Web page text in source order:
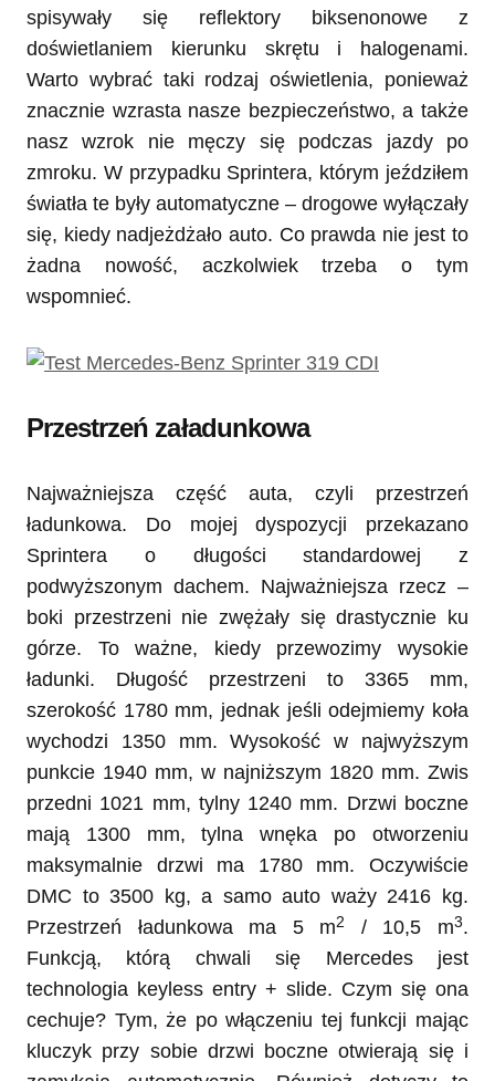
spisywały się reflektory biksenonowe z
doświetlaniem kierunku skrętu i halogenami.
Warto wybrać taki rodzaj oświetlenia, ponieważ
znacznie wzrasta nasze bezpieczeństwo, a także
nasz wzrok nie męczy się podczas jazdy po
zmroku. W przypadku Sprintera, którym jeździłem
światła te były automatyczne – drogowe wyłączały
się, kiedy nadjeżdżało auto. Co prawda nie jest to
żadna nowość, aczkolwiek trzeba o tym
wspomnieć.
Przestrzeń załadunkowa
Najważniejsza część auta, czyli przestrzeń
ładunkowa. Do mojej dyspozycji przekazano
Sprintera o długości standardowej z
podwyższonym dachem. Najważniejsza rzecz –
boki przestrzeni nie zwężały się drastycznie ku
górze. To ważne, kiedy przewozimy wysokie
ładunki. Długość przestrzeni to 3365 mm,
szerokość 1780 mm, jednak jeśli odejmiemy koła
wychodzi 1350 mm. Wysokość w najwyższym
punkcie 1940 mm, w najniższym 1820 mm. Zwis
przedni 1021 mm, tylny 1240 mm. Drzwi boczne
mają 1300 mm, tylna wnęka po otworzeniu
maksymalnie drzwi ma 1780 mm. Oczywiście
DMC to 3500 kg, a samo auto waży 2416 kg.
Przestrzeń ładunkowa ma 5 m2 / 10,5 m3.
Funkcją, którą chwali się Mercedes jest
technologia keyless entry + slide. Czym się ona
cechuje? Tym, że po włączeniu tej funkcji mając
kluczyk przy sobie drzwi boczne otwierają się i